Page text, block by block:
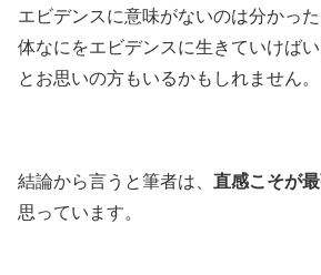
エビデンスに意味がないのは分かっ
体なにをエビデンスに生きていけば
とお思いの方もいるかもしれません。
結論から言うと筆者は、 直感こそが
思っています。